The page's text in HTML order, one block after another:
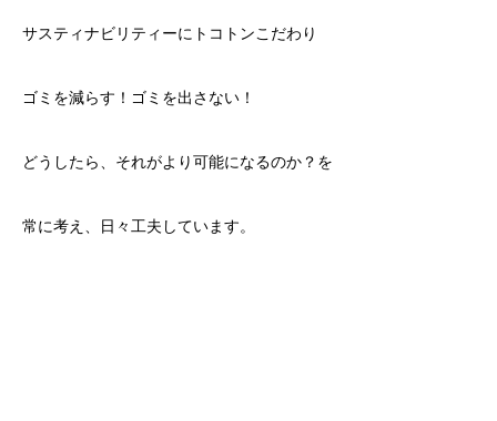
サスティナビリティーにトコトンこだわり
ゴミを減らす！ゴミを出さない！
どうしたら、それがより可能になるのか？を
常に考え、日々工夫しています。